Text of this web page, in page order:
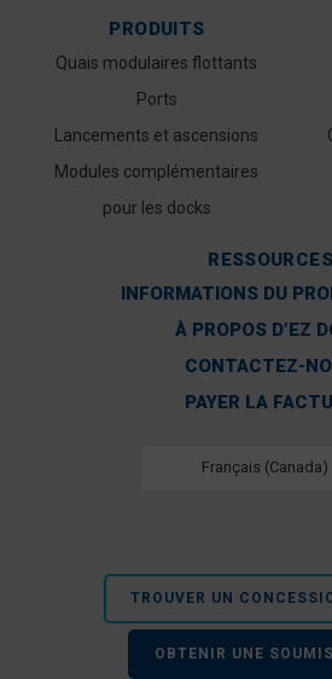
PRODUITS
Quais modulaires flottants
Ports
Lancements et ascensions
Modules complémentaires
pour les docks
RESSOURCES
INFORMATIONS DU
À PROPOS D’EZ
CONTACTEZ-
PAYER LA
Français (Canada)
TROUVER UN
OBTENIR UNE